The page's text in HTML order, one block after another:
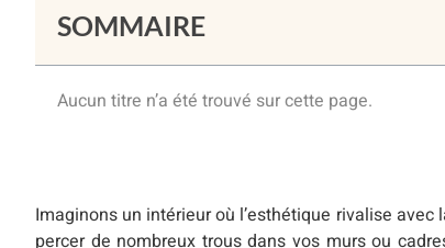
SOMMAIRE
Aucun titre n’a été trouvé sur cette page.
Imaginons un intérieur où l’esthétique rivalise
percer de nombreux trous dans vos murs ou